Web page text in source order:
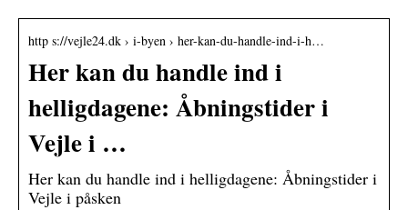
http s://vejle24.dk › i-byen › her-kan-du-handle-ind-i-h…
Her kan du handle ind i
helligdagene: Åbningstider i
Vejle i …
Her kan du handle ind i helligdagene: Åbningstider i
Vejle i påsken